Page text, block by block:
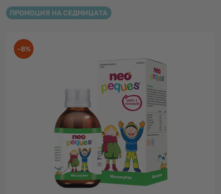
ПРОМОЦИЯ НА СЕДМИЦАТА
-8%